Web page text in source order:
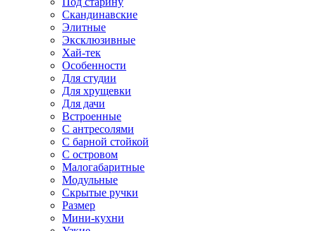
Скандинавские
Элитные
Эксклюзивные
Хай-тек
Особенности
Для студии
Для хрущевки
Для дачи
Встроенные
С антресолями
С барной стойкой
С островом
Малогабаритные
Модульные
Скрытые ручки
Размер
Мини-кухни